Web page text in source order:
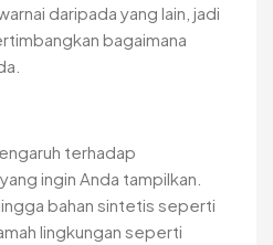
daripada yang lain, jadi
bagaimana
terhadap
ingin Anda tampilkan.
bahan sintetis seperti
lingkungan seperti